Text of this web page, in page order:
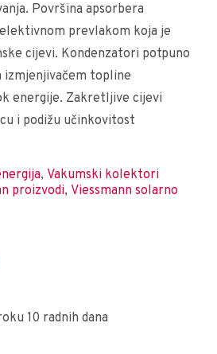
Površina apsorbera
prevlakom koja je
cijevi. Kondenzatori potpuno
izmjenjivačem topline
energije. Zakretljive cijevi
i podižu učinkovitost
, Vakumski kolektori
proizvodi, Viessmann solarno
10 radnih dana